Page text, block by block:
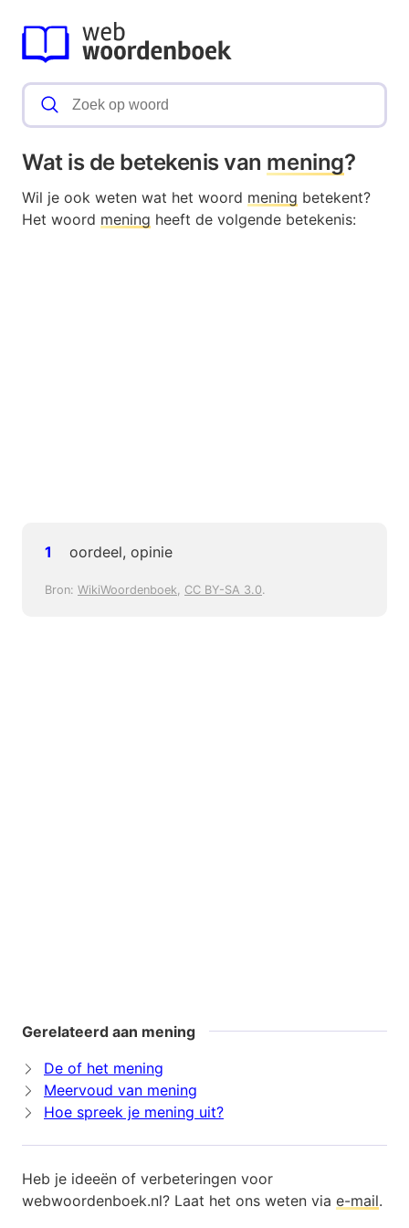
Wat is de betekenis van mening?
Wil je ook weten wat het woord mening betekent?
Het woord mening heeft de volgende betekenis:
oordeel, opinie
Bron: WikiWoordenboek, CC BY-SA 3.0.
Gerelateerd aan mening
De of het mening
Meervoud van mening
Hoe spreek je mening uit?
Heb je ideeën of verbeteringen voor
webwoordenboek.nl? Laat het ons weten via e-mail.